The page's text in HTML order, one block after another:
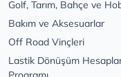
Golf, Tarım, Bahçe ve
Bakım ve Aksesuarlar
Off Road Vinçleri
Lastik Dönüşüm